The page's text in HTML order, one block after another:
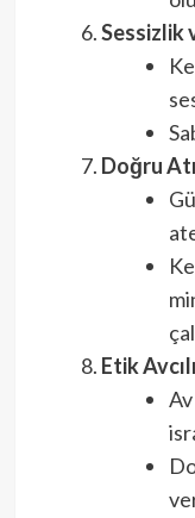
Sessizlik
Doğru
Etik